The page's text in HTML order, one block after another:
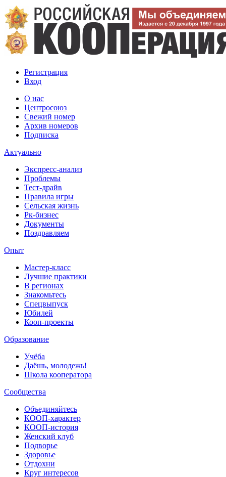
Регистрация
Вход
О нас
Центросоюз
Свежий номер
Архив номеров
Подписка
Актуально
Экспресс-анализ
Проблемы
Тест-драйв
Правила игры
Сельская жизнь
Рк-бизнес
Документы
Поздравляем
Опыт
Мастер-класс
Лучшие практики
В регионах
Знакомьтесь
Спецвыпуск
Юбилей
Кооп-проекты
Образование
Учёба
Даёшь, молодежь!
Школа кооператора
Сообщества
Объединяйтесь
КООП-характер
КООП-история
Женский клуб
Подворье
Здоровье
Отдохни
Круг интересов